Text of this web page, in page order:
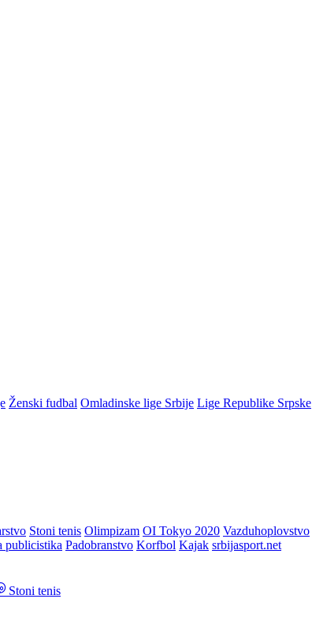
Ženski fudbal Omladinske lige Srbije Lige Republike Srpske
Stoni tenis Olimpizam OI Tokyo 2020 Vazduhoplovstvo
publicistika Padobranstvo Korfbol Kajak srbijasport.net
Stoni tenis